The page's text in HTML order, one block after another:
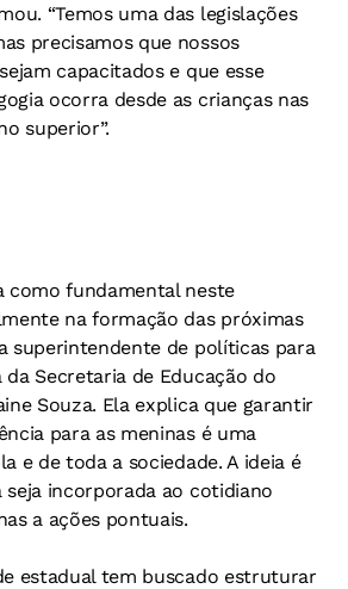
“Temos uma das legislações
precisamos que nossos
capacitados e que esse
ocorra desde as crianças nas
superior”.
como fundamental neste
na formação das próximas
superintendente de políticas para
da Secretaria de Educação do
Souza. Ela explica que garantir
para as meninas é uma
e de toda a sociedade. A ideia é
seja incorporada ao cotidiano
a ações pontuais.
estadual tem buscado estruturar